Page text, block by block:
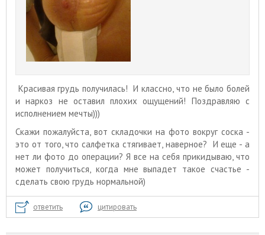
Красивая грудь получилась! И классно, что не было болей
и наркоз не оставил плохих ощущений! Поздравляю с
исполнением мечты)))
Скажи пожалуйста, вот складочки на фото вокруг соска -
это от того, что салфетка стягивает, наверное? И еще - а
нет ли фото до операции? Я все на себя прикидываю, что
может получиться, когда мне выпадет такое счастье -
сделать свою грудь нормальной)
ответить цитировать